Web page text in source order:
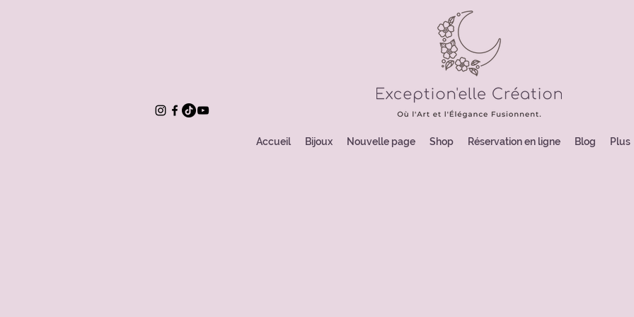
Accueil Bijoux Nouvelle page Shop Réservation en ligne Blog Plus